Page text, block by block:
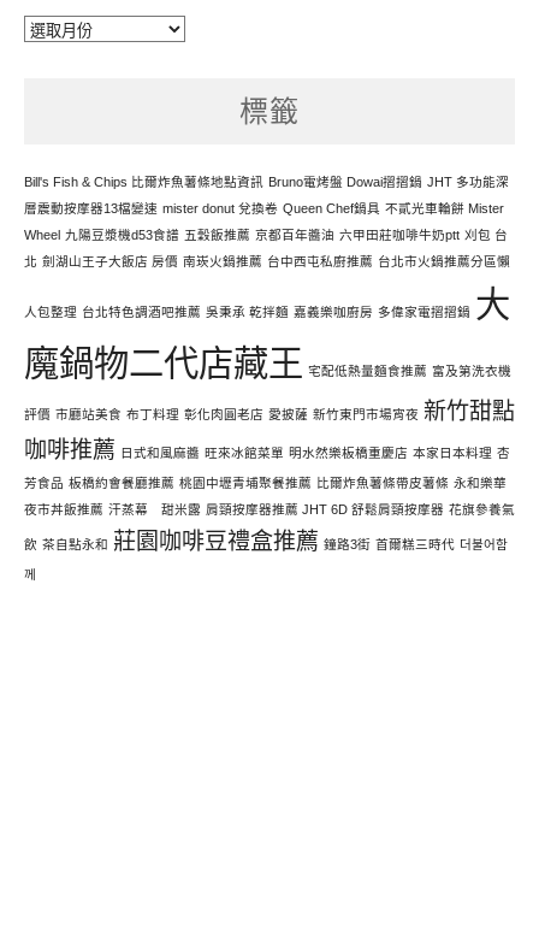
每
標籤
Bill's Fish & Chips 比爾炸魚薯條地點資訊 Bruno電烤盤 Dowai摺摺鍋 JHT 多功能深
層震動按摩器13檔變速 mister donut 兌換卷 Queen Chef鍋具 不貳光車輪餅 Mister
Wheel 九陽豆漿機d53食譜 五穀飯推薦 京都百年醬油 六甲田莊咖啡牛奶ptt 刈包 台
北 劍湖山王子大飯店 房價 南崁火鍋推薦 台中西屯私廚推薦 台北市火鍋推薦分區懶
人包整理 台北特色調酒吧推薦 吳秉承 乾拌麵 嘉義樂咖廚房 多偉家電摺摺鍋 大
魔鍋物二代店藏王 宅配低熱量麵食推薦 富及第洗衣機
評價 市廳站美食 布丁料理 彰化肉圓老店 愛披薩 新竹東門市場宵夜 新竹甜點
咖啡推薦 日式和風麻醬 旺來冰館菜單 明水然樂板橋重慶店 本家日本料理 杏
芳食品 板橋約會餐廳推薦 桃園中壢青埔聚餐推薦 比爾炸魚薯條帶皮薯條 永和樂華
夜市丼飯推薦 汗蒸幕 甜米露 肩頸按摩器推薦 JHT 6D 舒鬆肩頸按摩器 花旗參養氣
飲 茶自點永和 莊園咖啡豆禮盒推薦 鐘路3街 首爾糕三時代 더불어함
께